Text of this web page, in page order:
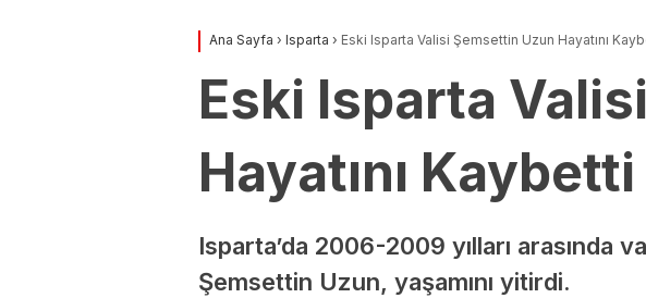
Ana Sayfa › Isparta › Eski Isparta Valisi Şemsettin Uzun Hayatını
Eski Isparta
Hayatını Kaybetti
Isparta’da 2006-2009 yılları arasında
Şemsettin Uzun, yaşamını yitirdi.